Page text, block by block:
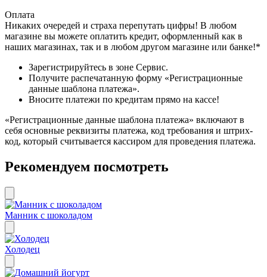
Оплата
Никаких очередей и страха перепутать цифры! В любом
магазине вы можете оплатить кредит, оформленный как в
наших магазинах, так и в любом другом магазине или банке!*
Зарегистрируйтесь в зоне Сервис.
Получите распечатанную форму «Регистрационные
данные шаблона платежа».
Вносите платежи по кредитам прямо на кассе!
«Регистрационные данные шаблона платежа» включают в
себя основные реквизиты платежа, код требования и штрих-
код, который считывается кассиром для проведения платежа.
Рекомендуем посмотреть
Манник с шоколадом
Холодец